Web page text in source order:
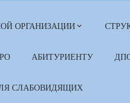
ОРГАНИЗАЦИИ
АБИТУРИЕНТУ
СЛАБОВИДЯЩИХ